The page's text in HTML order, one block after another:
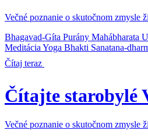
Večné poznanie o skutočnom zmysle
Bhagavad-Gíta Purány Mahábharata
Meditácia Yoga Bhakti Sanatana-
Čítaj teraz
Čítajte starobylé
Večné poznanie o skutočnom zmysle